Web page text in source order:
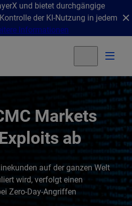
und bietet durchgängige
der KI-Nutzung in jedem
Informationen
Markets
ab
auf der ganzen Welt
wird, verfolgt einen
Zero-Day-Angriffen